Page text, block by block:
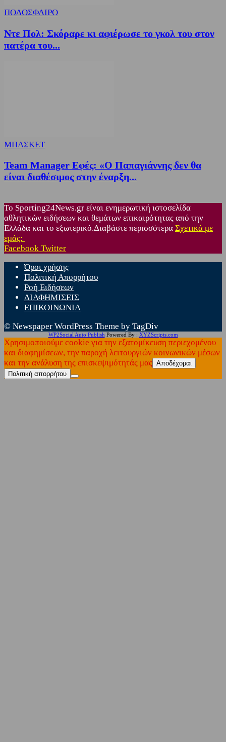
ΠΟΔΟΣΦΑΙΡΟ
Ντε Πολ: Σκόραρε κι αφιέρωσε το γκολ του στον
πατέρα του...
ΜΠΑΣΚΕΤ
Team Manager Εφές: «Ο Παπαγιάννης δεν θα
είναι διαθέσιμος στην έναρξη...
Το Sporting24News.gr είναι ενημερωτική ιστοσελίδα
αθλητικών ειδήσεων και θεμάτων επικαιρότητας από την
Ελλάδα και το εξωτερικό.Διαβάστε περισσότερα Σχετικά με
εμάς:
Facebook Twitter
Όροι χρήσης
Πολιτική Απορρήτου
Ροή Ειδήσεων
ΔΙΑΦΗΜΙΣΕΙΣ
ΕΠΙΚΟΙΝΩΝΙΑ
© Newspaper WordPress Theme by TagDiv
WP2Social Auto Publish Powered By : XYZScripts.com
Χρησιμοποιούμε cookie για την εξατομίκευση περιεχομένου
και διαφημίσεων, την παροχή λειτουργιών κοινωνικών μέσων
και την ανάλυση της επισκεψιμότητάς μας Αποδέχομαι
Πολιτική απορρήτου